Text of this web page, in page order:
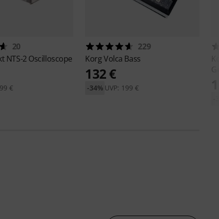
20
NTS-2 Oscilloscope
€
229
KorgVolca Bass
132 €
UVP: 199 €
-34%